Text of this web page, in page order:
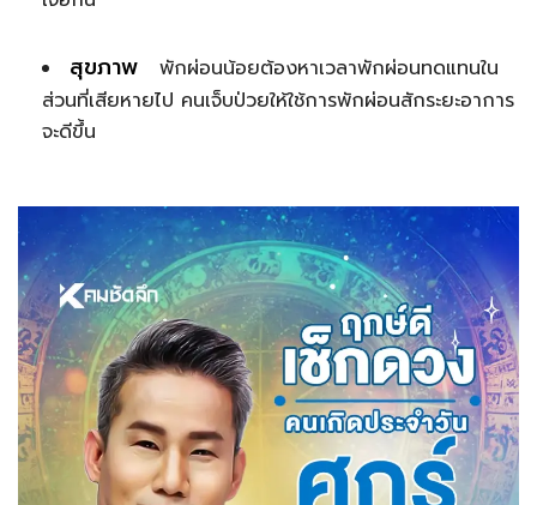
สุขภาพ
พักผ่อนน้อยต้องหาเวลาพักผ่อนทดแทนใน
ส่วนที่เสียหายไป คนเจ็บป่วยให้ใช้การพักผ่อนสักระยะอาการ
จะดีขึ้น